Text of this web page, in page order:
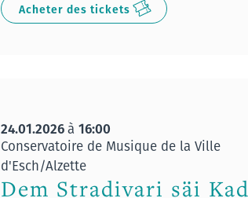
Acheter des tickets
24.01.2026à 16:00
Conservatoire de Musique de la Ville
d'Esch/Alzette
Dem Stradivari säi